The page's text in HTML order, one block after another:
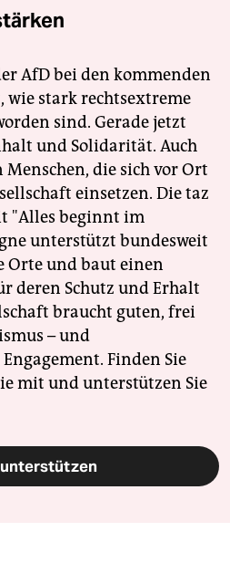
AfD bei den kommenden
wie stark rechtsextreme
sind. Gerade jetzt
und Solidarität. Auch
die sich vor Ort
einsetzen. Die taz
"Alles beginnt im
unterstützt bundesweit
Orte und baut einen
deren Schutz und Erhalt
braucht guten, frei
– und
Finden Sie
mit und unterstützen Sie